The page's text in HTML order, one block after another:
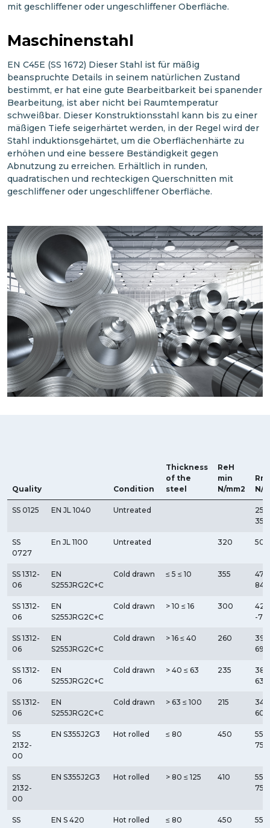
mit geschliffener oder ungeschliffener Oberfläche.
Maschinenstahl
EN C45E (SS 1672) Dieser Stahl ist für mäßig
beanspruchte Details in seinem natürlichen Zustand
bestimmt, er hat eine gute Bearbeitbarkeit bei spanender
Bearbeitung, ist aber nicht bei Raumtemperatur
schweißbar. Dieser Konstruktionsstahl kann bis zu einer
mäßigen Tiefe seigerhärtet werden, in der Regel wird der
Stahl induktionsgehärtet, um die Oberflächenhärte zu
erhöhen und eine bessere Beständigkeit gegen
Abnutzung zu erreichen. Erhältlich in runden,
quadratischen und rechteckigen Querschnitten mit
geschliffener oder ungeschliffener Oberfläche.
Quality Condition
Thickness
of the
steel
ReH
min
N/mm2
Rm
N/
SS 0125 EN JL 1040 Untreated
350
SS
0727
En JL 1100 Untreated 320 500
SS 1312-
06
EN
S255JRG2C+C
Cold drawn ≤ 5 ≤ 10 355
840
SS 1312-
06
EN
S255JRG2C+C
Cold drawn > 10 ≤ 16 300
420
-710
SS 1312-
06
EN
S255JRG2C+C
Cold drawn > 16 ≤ 40 260
690
SS 1312-
06
EN
S255JRG2C+C
Cold drawn > 40 ≤ 63 235
630
SS 1312-
06
EN
S255JRG2C+C
Cold drawn > 63 ≤ 100 215
600
SS
2132-
00
EN S355J2G3 Hot rolled ≤ 80 450
750
SS
2132-
00
EN S355J2G3 Hot rolled > 80 ≤ 125 410
750
SS
EN S 420 Hot rolled ≤ 80 450